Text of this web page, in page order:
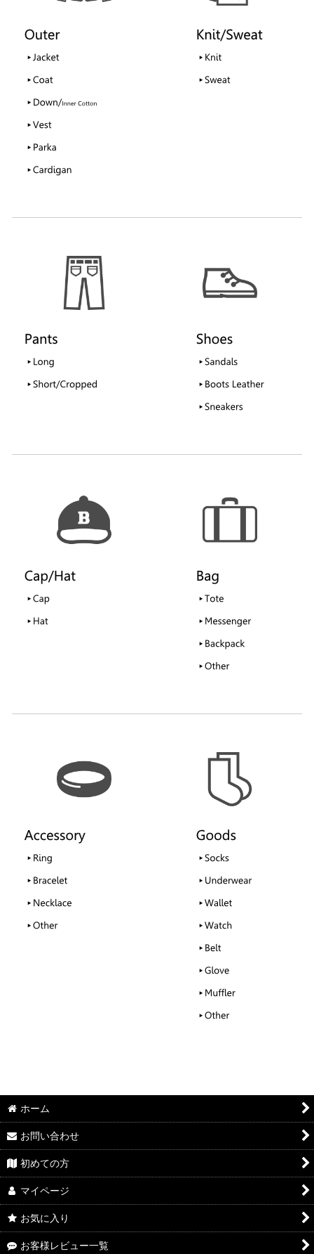
ホーム
お問い合わせ
初めての方
マイページ
お気に入り
お客様レビュー一覧